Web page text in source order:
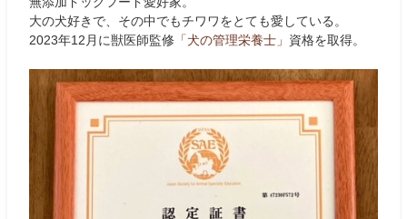
大の犬好きで、その中でもチワワをとても愛している。
2023年12月に獣医師監修 「犬の管理栄養士」 資格を取得。